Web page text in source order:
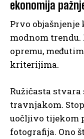
ekonomija
Prvo objašnjenje
modnom
opremu,
kriterijima.
Ružičasta
travnjakom.
uočljivo tijekom
fotografija. Ono